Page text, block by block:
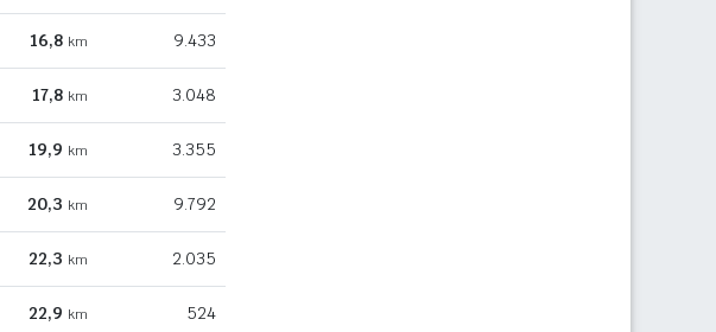
16,8 km 9.433
17,8 km 3.048
19,9 km 3.355
20,3 km 9.792
22,3 km 2.035
22,9 km 524